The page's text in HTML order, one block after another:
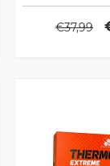
Now
€37,99